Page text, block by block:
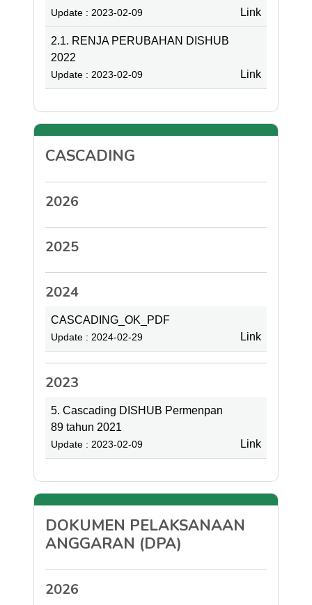
Update : 2023-02-09 Link
2.1. RENJA PERUBAHAN DISHUB
2022
Update : 2023-02-09 Link
CASCADING
2026
2025
2024
CASCADING_OK_PDF
Update : 2024-02-29 Link
2023
5. Cascading DISHUB Permenpan
89 tahun 2021
Update : 2023-02-09 Link
DOKUMEN PELAKSANAAN
ANGGARAN (DPA)
2026